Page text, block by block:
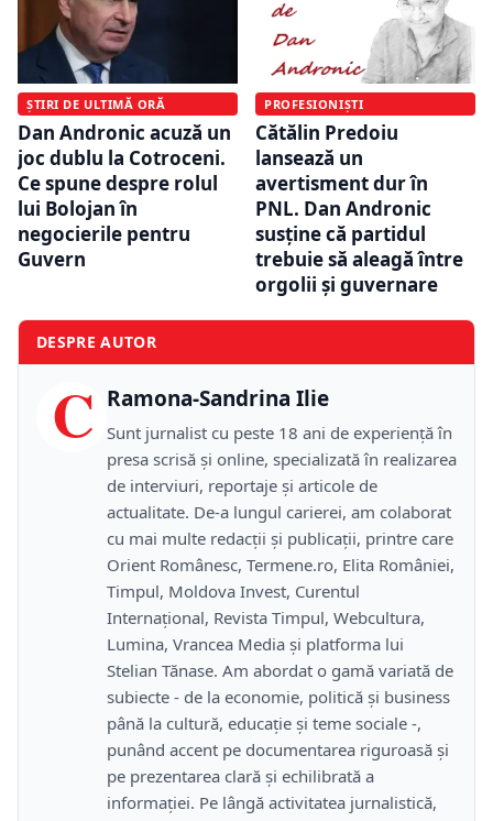
ȘTIRI DE ULTIMĂ ORĂ
Dan Andronic acuză un
joc dublu la Cotroceni.
Ce spune despre rolul
lui Bolojan în
negocierile pentru
Guvern
PROFESIONIȘTI
Cătălin Predoiu
lansează un
avertisment dur în
PNL. Dan Andronic
susține că partidul
trebuie să aleagă între
orgolii și guvernare
DESPRE AUTOR
C Ramona-Sandrina Ilie
Sunt jurnalist cu peste 18 ani de experiență în
presa scrisă și online, specializată în realizarea
de interviuri, reportaje și articole de
actualitate. De-a lungul carierei, am colaborat
cu mai multe redacții și publicații, printre care
Orient Românesc, Termene.ro, Elita României,
Timpul, Moldova Invest, Curentul
Internațional, Revista Timpul, Webcultura,
Lumina, Vrancea Media și platforma lui
Stelian Tănase. Am abordat o gamă variată de
subiecte - de la economie, politică și business
până la cultură, educație și teme sociale -,
punând accent pe documentarea riguroasă și
pe prezentarea clară și echilibrată a
informației. Pe lângă activitatea jurnalistică,